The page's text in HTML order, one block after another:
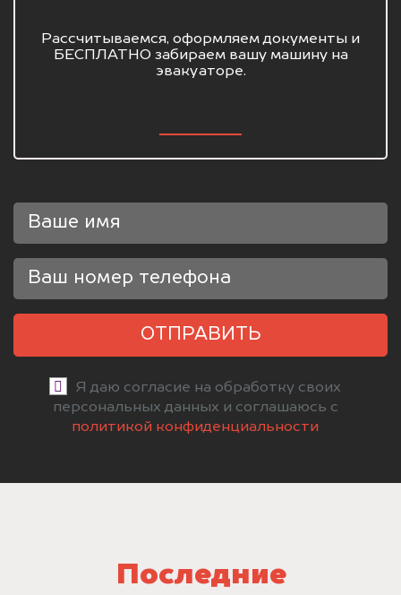
Рассчитываемся, оформляем документы и
БЕСПЛАТНО забираем вашу машину на
эвакуаторе.
ОТПРАВИТЬ
Я даю согласие на обработку своих
персональных данных и соглашаюсь с
политикой конфиденциальности
Последние